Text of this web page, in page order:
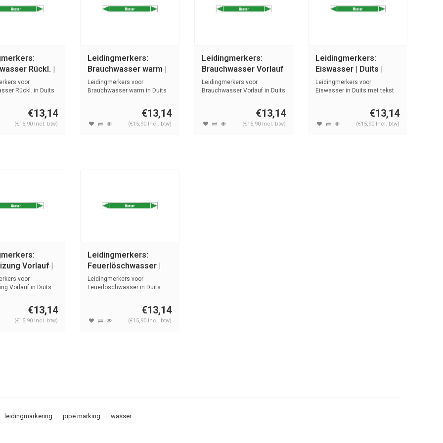
Rückl. |
voor
Rückl. in Duits
€13,14
(€15,90 Incl. btw)
Leidingmerkers:
Brauchwasser warm |
Duits | Water
Leidingmerkers voor
Brauchwasser warm in Duits
€13,14
(€15,90 Incl. btw)
Leidingmerkers:
Brauchwasser Vorlauf
| Duits | Water
Leidingmerkers voor
Brauchwasser Vorlauf in Duits
€13,14
(€15,90 Incl. btw)
Leidingmerkers:
Eiswasser | Duits |
Water
Leidingmerkers voor
Eiswasser in Duits met tekst
€13,14
(€15,90 Incl. btw)
Vorlauf |
voor
Vorlauf in Duits
€13,14
(€15,90 Incl. btw)
Leidingmerkers:
Feuerlöschwasser |
Duits | Water
Leidingmerkers voor
Feuerlöschwasser in Duits
€13,14
(€15,90 Incl. btw)
leidingmarkering pipe marking wasser